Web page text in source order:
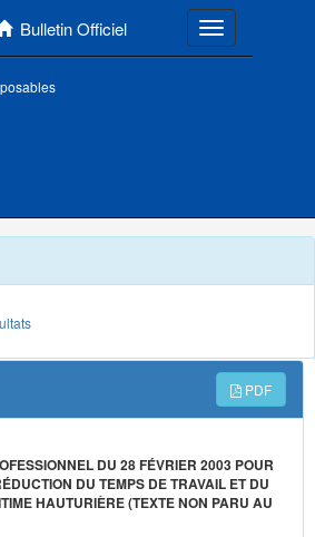
Bulletin Officiel Toggle
PDF
DU 28 FÉVRIER 2003 POUR
DU TEMPS DE TRAVAIL ET DU
HAUTURIÈRE (TEXTE NON PARU AU